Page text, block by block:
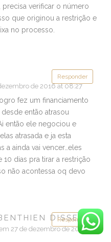
precisa verificar o número
que originou a restrição e
no processo.
Responder
de 2016 at 08:27
fez um financiamento
então atrasou
então ele negociou e
atrasada e ja esta
a ainda vai vencer…eles
dias pra tirar a restrição
não acontessa oq devo
Responder
DISSE :
27 de dezembro de 2016 at